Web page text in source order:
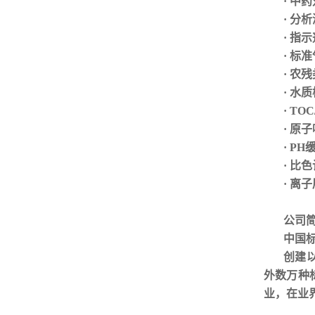
· 分
· 指
· 标准
· 农
· 水
·
· 原
· PH
· 比
· 离
公司
中国
创建
外数万种
业，在业